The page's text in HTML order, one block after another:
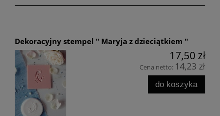
Dekoracyjny stempel " Maryja z dzieciątkiem "
17,50 zł
Cena netto: 14,23 zł
do koszyka